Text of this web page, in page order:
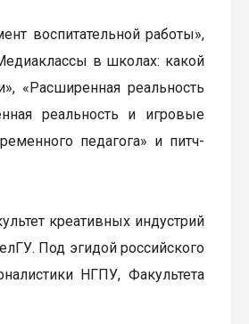
воспитательной работы»,
в школах: какой
«Расширенная реальность
реальность и игровые
педагога» и питч-
креативных индустрий
Под эгидой российского
НГПУ, Факультета